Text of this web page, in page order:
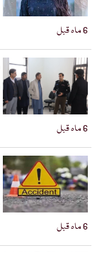
6 ماہ قبل
6 ماہ قبل
6 ماہ قبل